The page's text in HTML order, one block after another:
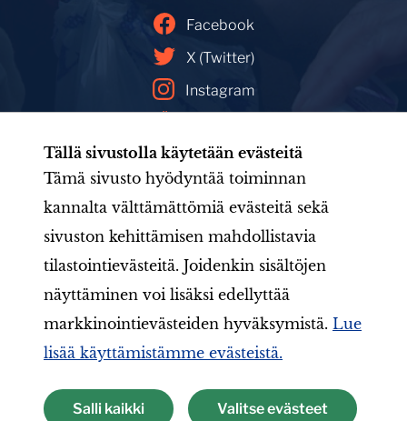
Tällä sivustolla käytetään evästeitä
Tämä sivusto hyödyntää toiminnan
kannalta välttämättömiä evästeitä sekä
sivuston kehittämisen mahdollistavia
tilastointievästeitä. Joidenkin sisältöjen
näyttäminen voi lisäksi edellyttää
markkinointievästeiden hyväksymistä. Lue
lisää käyttämistämme evästeistä.
Salli kaikki Valitse evästeet
Facebook
X (Twitter)
Instagram
Facebookin mainoskirjasto
Järjestö Aineistot LIONS-valmennus
Suomen Lions-liitto ry